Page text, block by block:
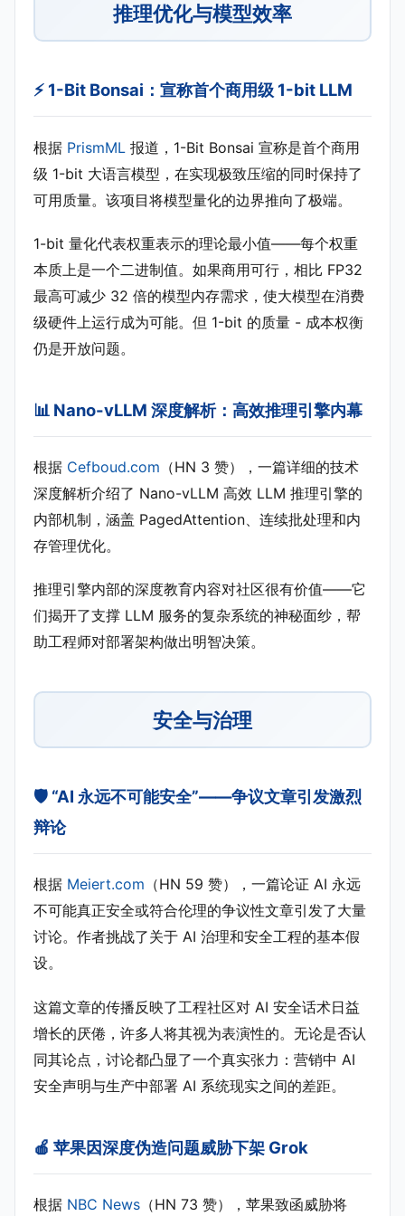
推理优化与模型效率
⚡ 1-Bit Bonsai：宣称首个商用级 1-bit LLM
根据 PrismML 报道，1-Bit Bonsai 宣称是首个商用
级 1-bit 大语言模型，在实现极致压缩的同时保持了
可用质量。该项目将模型量化的边界推向了极端。
1-bit 量化代表权重表示的理论最小值——每个权重
本质上是一个二进制值。如果商用可行，相比 FP32
最高可减少 32 倍的模型内存需求，使大模型在消费
级硬件上运行成为可能。但 1-bit 的质量 - 成本权衡
仍是开放问题。
📊 Nano-vLLM 深度解析：高效推理引擎内幕
根据 Cefboud.com （HN 3 赞），一篇详细的技术
深度解析介绍了 Nano-vLLM 高效 LLM 推理引擎的
内部机制，涵盖 PagedAttention、连续批处理和内
存管理优化。
推理引擎内部的深度教育内容对社区很有价值——它
们揭开了支撑 LLM 服务的复杂系统的神秘面纱，帮
助工程师对部署架构做出明智决策。
安全与治理
🛡️ “AI 永远不可能安全”——争议文章引发激烈
辩论
根据 Meiert.com （HN 59 赞），一篇论证 AI 永远
不可能真正安全或符合伦理的争议性文章引发了大量
讨论。作者挑战了关于 AI 治理和安全工程的基本假
设。
这篇文章的传播反映了工程社区对 AI 安全话术日益
增长的厌倦，许多人将其视为表演性的。无论是否认
同其论点，讨论都凸显了一个真实张力：营销中 AI
安全声明与生产中部署 AI 系统现实之间的差距。
🍎 苹果因深度伪造问题威胁下架 Grok
根据 NBC News （HN 73 赞），苹果致函威胁将